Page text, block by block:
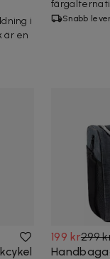
i
är en
Snabb
199 kr299